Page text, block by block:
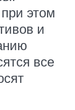
этом
и
все